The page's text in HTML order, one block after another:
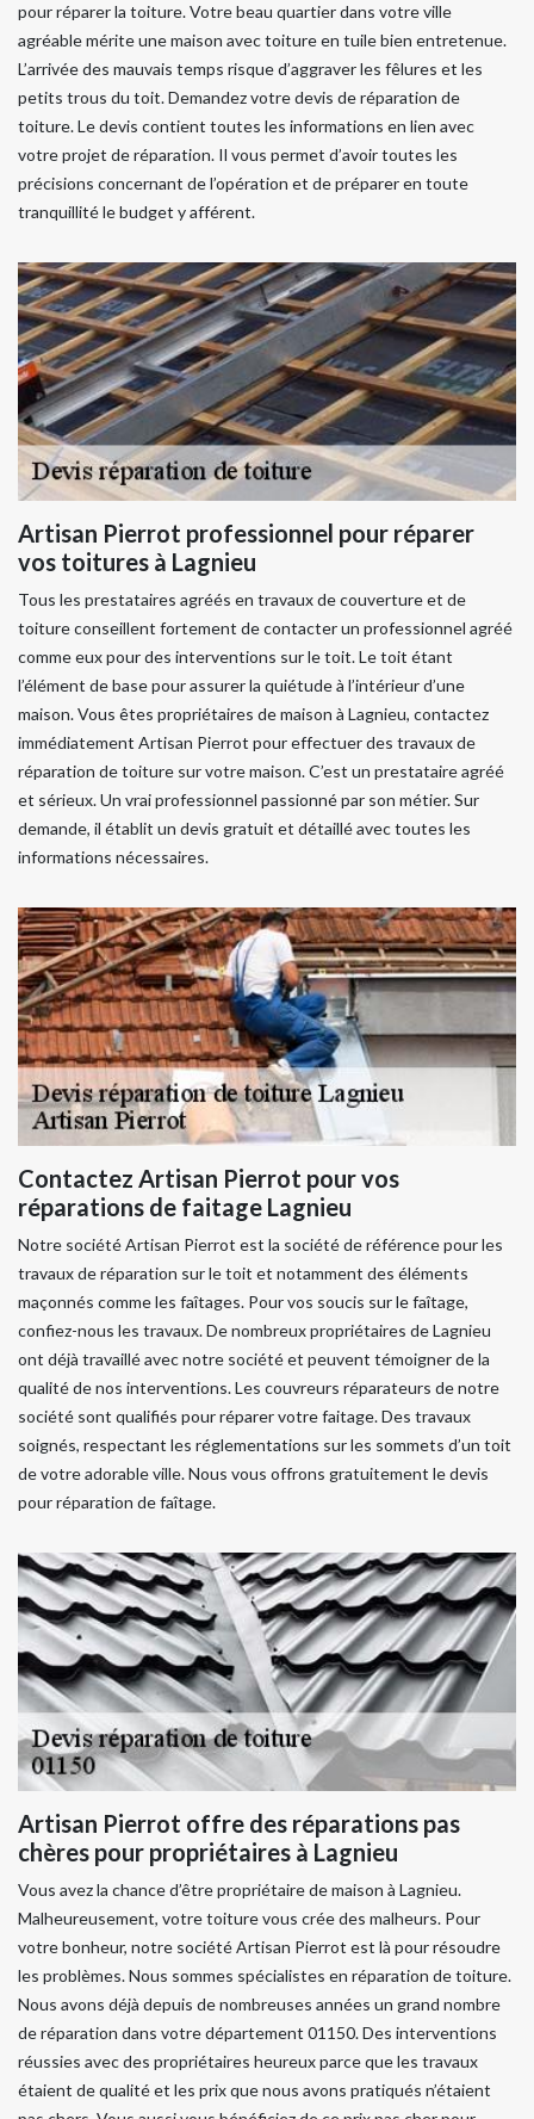
pour réparer la toiture. Votre beau quartier dans votre ville
agréable mérite une maison avec toiture en tuile bien entretenue.
L’arrivée des mauvais temps risque d’aggraver les fêlures et les
petits trous du toit. Demandez votre devis de réparation de
toiture. Le devis contient toutes les informations en lien avec
votre projet de réparation. Il vous permet d’avoir toutes les
précisions concernant de l’opération et de préparer en toute
tranquillité le budget y afférent.
Artisan Pierrot professionnel pour réparer
vos toitures à Lagnieu
Tous les prestataires agréés en travaux de couverture et de
toiture conseillent fortement de contacter un professionnel agréé
comme eux pour des interventions sur le toit. Le toit étant
l’élément de base pour assurer la quiétude à l’intérieur d’une
maison. Vous êtes propriétaires de maison à Lagnieu, contactez
immédiatement Artisan Pierrot pour effectuer des travaux de
réparation de toiture sur votre maison. C’est un prestataire agréé
et sérieux. Un vrai professionnel passionné par son métier. Sur
demande, il établit un devis gratuit et détaillé avec toutes les
informations nécessaires.
Contactez Artisan Pierrot pour vos
réparations de faitage Lagnieu
Notre société Artisan Pierrot est la société de référence pour les
travaux de réparation sur le toit et notamment des éléments
maçonnés comme les faîtages. Pour vos soucis sur le faîtage,
confiez-nous les travaux. De nombreux propriétaires de Lagnieu
ont déjà travaillé avec notre société et peuvent témoigner de la
qualité de nos interventions. Les couvreurs réparateurs de notre
société sont qualifiés pour réparer votre faitage. Des travaux
soignés, respectant les réglementations sur les sommets d’un toit
de votre adorable ville. Nous vous offrons gratuitement le devis
pour réparation de faîtage.
Artisan Pierrot offre des réparations pas
chères pour propriétaires à Lagnieu
Vous avez la chance d’être propriétaire de maison à Lagnieu.
Malheureusement, votre toiture vous crée des malheurs. Pour
votre bonheur, notre société Artisan Pierrot est là pour résoudre
les problèmes. Nous sommes spécialistes en réparation de toiture.
Nous avons déjà depuis de nombreuses années un grand nombre
de réparation dans votre département 01150. Des interventions
réussies avec des propriétaires heureux parce que les travaux
étaient de qualité et les prix que nous avons pratiqués n’étaient